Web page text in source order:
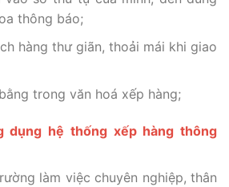
thông báo;
hàng thư giãn, thoải mái khi giao
trong văn hoá xếp hàng;
dụng hệ thống xếp hàng thông
làm việc chuyên nghiệp, thân